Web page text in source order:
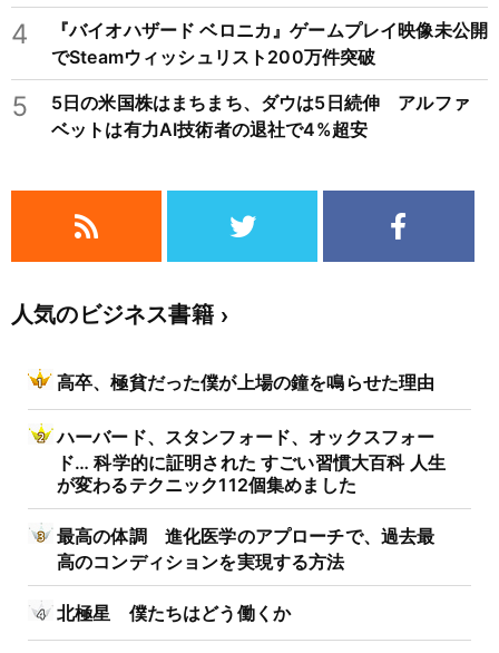
4
『バイオハザード ベロニカ』ゲームプレイ映像未公開
でSteamウィッシュリスト200万件突破
5
5日の米国株はまちまち、ダウは5日続伸 アルファ
ベットは有力AI技術者の退社で4%超安
人気のビジネス書籍
高卒、極貧だった僕が上場の鐘を鳴らせた理由
ハーバード、スタンフォード、オックスフォー
ド… 科学的に証明された すごい習慣大百科 人生
が変わるテクニック112個集めました
最高の体調 進化医学のアプローチで、過去最
高のコンディションを実現する方法
北極星 僕たちはどう働くか